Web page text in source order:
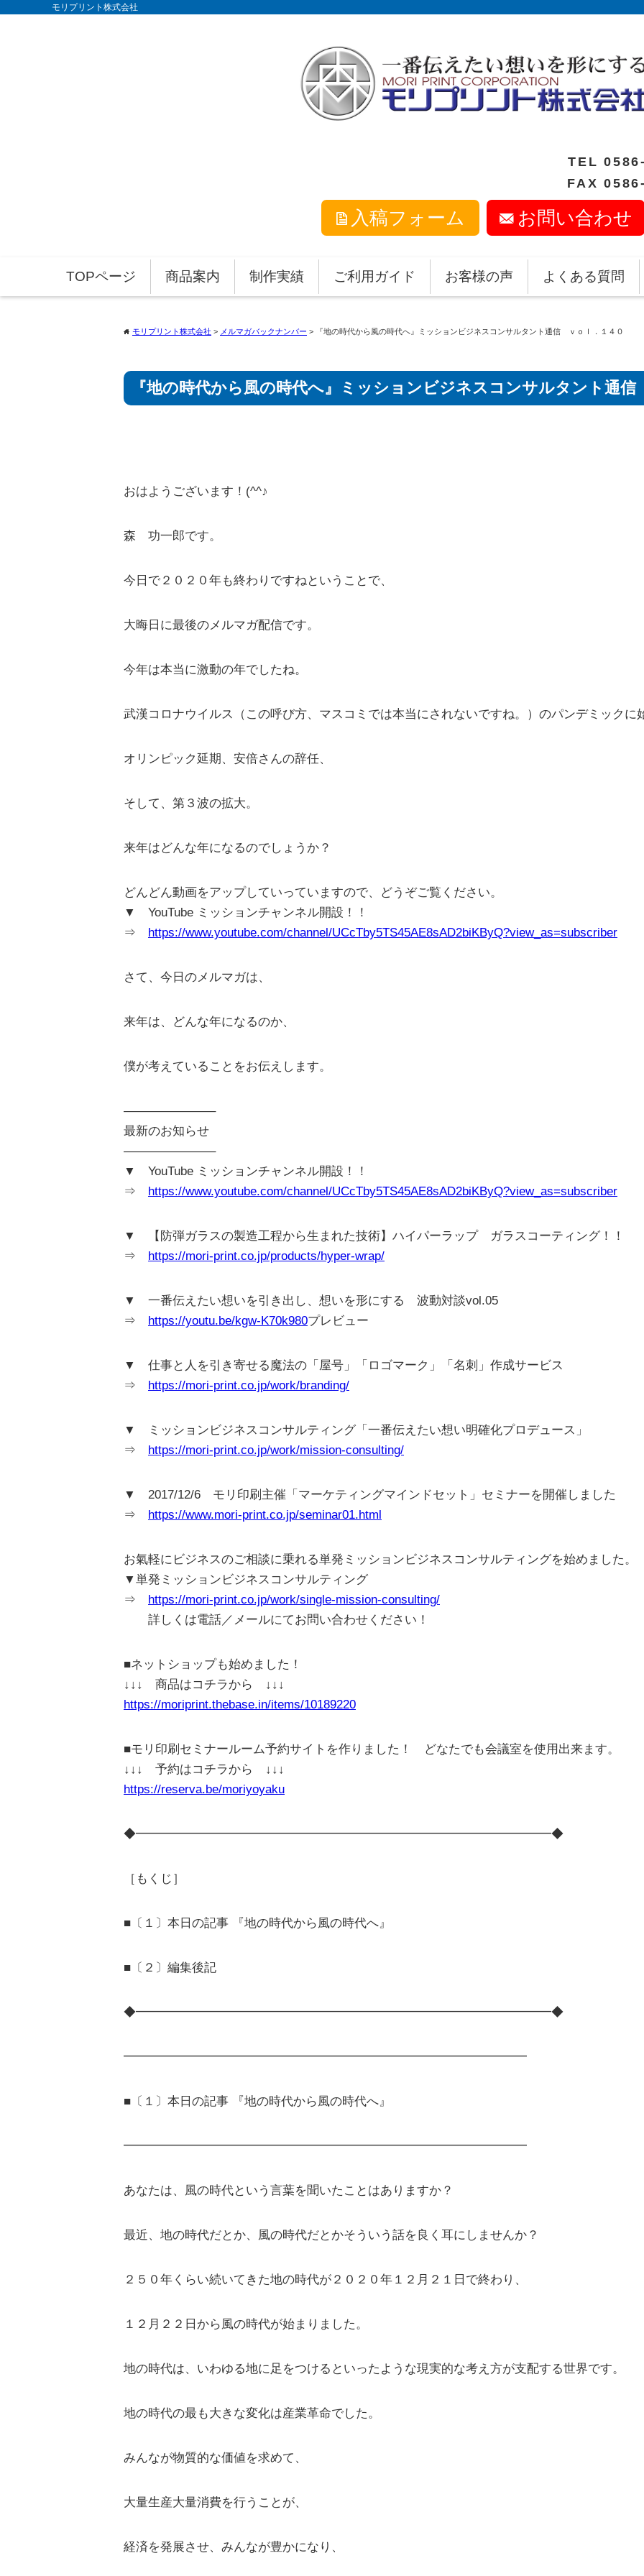
モリプリント株式会社
TEL
FAX
入稿フォーム お問い合わせ
TOPページ 商品案内 制作実績 ご利用ガイド お客様の声 よくある質問
home モリプリント株式会社 > メルマガバックナンバー > 『地の時代から風の時代へ』ミッションビジネスコンサルタント通信 ｖｏｌ．１４０
『地の時代から風の時代へ』ミッションビジネスコンサルタント通
おはようございます！(^^♪
森 功一郎です。
今日で２０２０年も終わりですねということで、
大晦日に最後のメルマガ配信です。
今年は本当に激動の年でしたね。
武漢コロナウイルス（この呼び方、マスコミでは本当にされないですね。）のパンデミックに
オリンピック延期、安倍さんの辞任、
そして、第３波の拡大。
来年はどんな年になるのでしょうか？
どんどん動画をアップしていっていますので、どうぞご覧ください。
▼ YouTube ミッションチャンネル開設！！
⇒ https://www.youtube.com/channel/UCcTby5TS45AE8sAD2biKByQ?view_as=subscriber
さて、今日のメルマガは、
来年は、どんな年になるのか、
僕が考えていることをお伝えします。
———————–
最新のお知らせ
———————–
▼ YouTube ミッションチャンネル開設！！
⇒ https://www.youtube.com/channel/UCcTby5TS45AE8sAD2biKByQ?view_as=subscriber
▼ 【防弾ガラスの製造工程から生まれた技術】ハイパーラップ ガラスコーティング！！
⇒ https://mori-print.co.jp/products/hyper-wrap/
▼ 一番伝えたい想いを引き出し、想いを形にする 波動対談vol.05
⇒ https://youtu.be/kgw-K70k980プレビュー
▼ 仕事と人を引き寄せる魔法の「屋号」「ロゴマーク」「名刺」作成サービス
⇒ https://mori-print.co.jp/work/branding/
▼ ミッションビジネスコンサルティング「一番伝えたい想い明確化プロデュース」
⇒ https://mori-print.co.jp/work/mission-consulting/
▼ 2017/12/6 モリ印刷主催「マーケティングマインドセット」セミナーを開催しました
⇒ https://www.mori-print.co.jp/seminar01.html
お氣軽にビジネスのご相談に乗れる単発ミッションビジネスコンサルティングを始めました。
▼単発ミッションビジネスコンサルティング
⇒ https://mori-print.co.jp/work/single-mission-consulting/
詳しくは電話／メールにてお問い合わせください！
■ネットショップも始めました！
↓↓↓ 商品はコチラから ↓↓↓
https://moriprint.thebase.in/items/10189220
■モリ印刷セミナールーム予約サイトを作りました！ どなたでも会議室を使用出来ます。
↓↓↓ 予約はコチラから ↓↓↓
https://reserva.be/moriyoyaku
◆━━━━━━━━━━━━━━━━━━━━━━━━━━━━━━━━━━◆
［もくじ］
■〔１〕本日の記事 『地の時代から風の時代へ』
■〔２〕編集後記
◆━━━━━━━━━━━━━━━━━━━━━━━━━━━━━━━━━━◆
━━━━━━━━━━━━━━━━━━━━━━━━━━━━━━━━━
■〔１〕本日の記事 『地の時代から風の時代へ』
━━━━━━━━━━━━━━━━━━━━━━━━━━━━━━━━━
あなたは、風の時代という言葉を聞いたことはありますか？
最近、地の時代だとか、風の時代だとかそういう話を良く耳にしませんか？
２５０年くらい続いてきた地の時代が２０２０年１２月２１日で終わり、
１２月２２日から風の時代が始まりました。
地の時代は、いわゆる地に足をつけるといったような現実的な考え方が支配する世界です。
地の時代の最も大きな変化は産業革命でした。
みんなが物質的な価値を求めて、
大量生産大量消費を行うことが、
経済を発展させ、みんなが豊かになり、